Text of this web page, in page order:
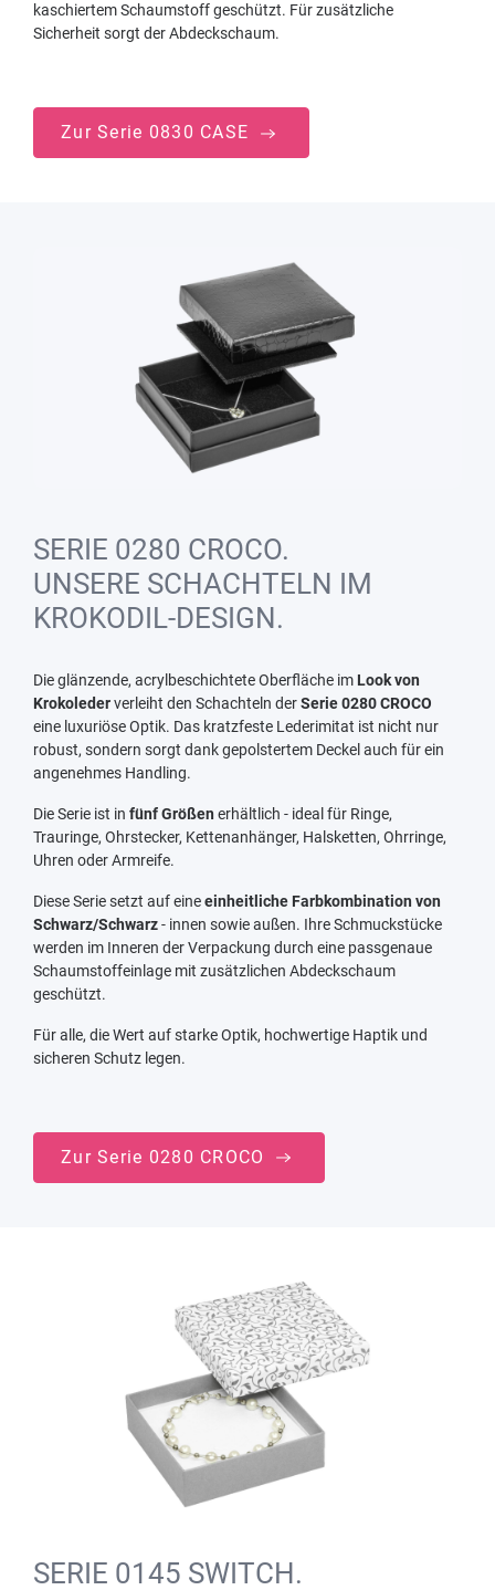
kaschiertem Schaumstoff geschützt. Für zusätzliche
Sicherheit sorgt der Abdeckschaum.
Zur Serie 0830 CASE
SERIE 0280 CROCO.
UNSERE SCHACHTELN IM
KROKODIL-DESIGN.
Die glänzende, acrylbeschichtete Oberfläche im Look von
Krokolederverleiht den Schachteln derSerie 0280 CROCO
eine luxuriöse Optik. Das kratzfeste Lederimitat ist nicht nur
robust, sondern sorgt dank gepolstertem Deckel auch für ein
angenehmes Handling.
Die Serie ist in fünf Größen erhältlich - ideal für Ringe,
Trauringe, Ohrstecker, Kettenanhänger, Halsketten, Ohrringe,
Uhren oder Armreife.
Diese Serie setzt auf eineeinheitliche Farbkombination von
Schwarz/Schwarz- innen sowie außen. Ihre Schmuckstücke
werden im Inneren der Verpackung durch eine passgenaue
Schaumstoffeinlage mit zusätzlichen Abdeckschaum
geschützt.
Für alle, die Wert auf starke Optik, hochwertige Haptik und
sicheren Schutz legen.
Zur Serie 0280 CROCO
SERIE 0145 SWITCH.